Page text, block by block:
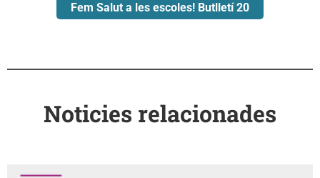
Fem Salut a les escoles! Butlletí 20
Noticies relacionades